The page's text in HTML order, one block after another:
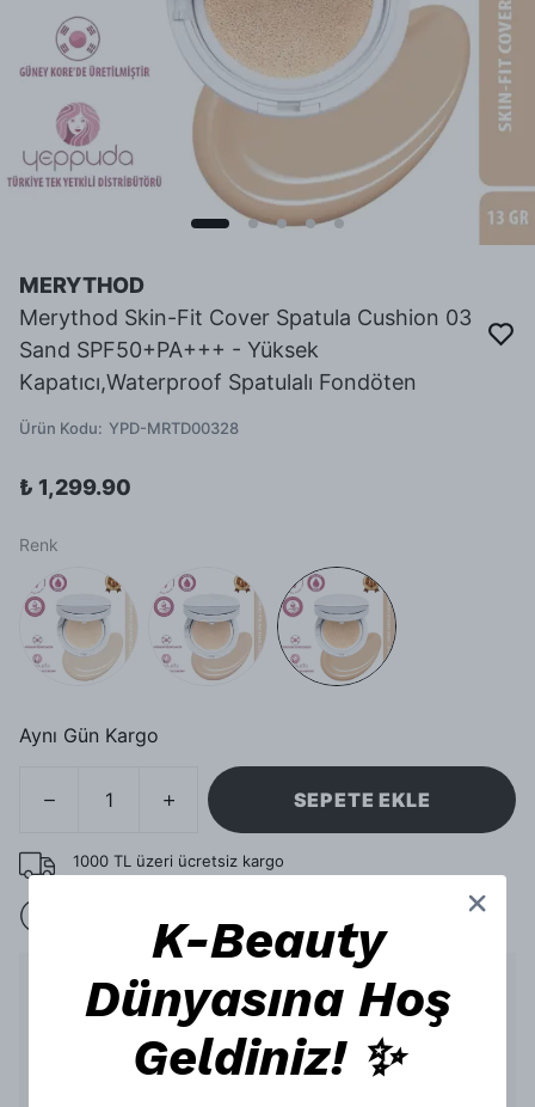
MERYTHOD
Merythod Skin-Fit Cover Spatula Cushion 03
Sand SPF50+PA+++ - Yüksek
Kapatıcı,Waterproof Spatulalı Fondöten
Ürün Kodu: YPD-MRTD00328
₺ 1,299.90
Renk
Aynı Gün Kargo
SEPETE EKLE
1000 TL üzeri ücretsiz kargo
Ürün Açıklaması
Merythod Skin-Fit Cover
Spatula Cushion ile Ipeksi Bir
K-Beauty
Dünyasına Hoş
Geldiniz! ✨